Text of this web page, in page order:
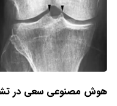
هوش مصنوعی سعی در